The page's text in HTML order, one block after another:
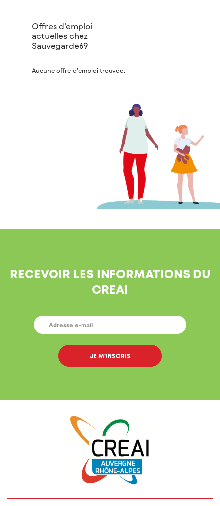
Offres d’emploi
actuelles chez
Sauvegarde69
Aucune offre d’emploi trouvée.
RECEVOIR LES INFORMATIONS DU
CREAI
E-
MAIL *